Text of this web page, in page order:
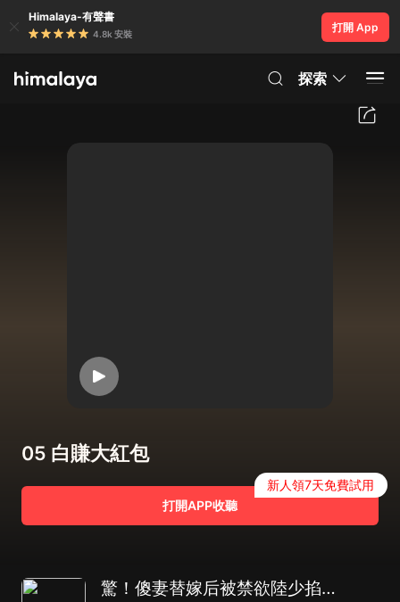
Himalaya-有聲書
4.8k 安裝
打開 App
探索
05 白賺大紅包
打開APP收聽
新人領7天免費試用
驚！傻妻替嫁后被禁欲陸少掐腰哄|男女雙強|豪門恩怨|天作之合